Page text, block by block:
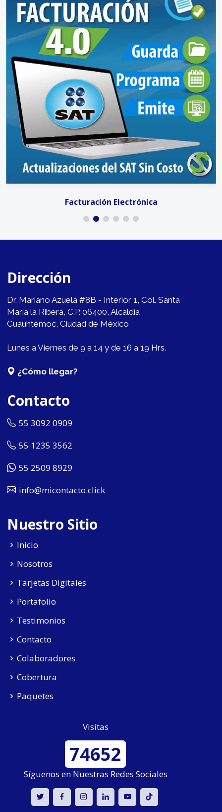
Facturación Electrónica
Dirección
Dr. Mariano Azuela #8B - Interior 1, Col. Santa
María la Ribera, C.P. 06400, Alcaldía
Cuauhtémoc, Ciudad de México
Lunes a Viernes de 9 a 14 y de 16 a 19 Hrs.
¿Cómo llegar?
Contacto
55 3092 0909
55 1235 3562
55 2509 8929
info@micontacto.click
Nuestro Sitio
Inicio
Nosotros
Tarjetas Digitales
Portafolio
Testimonios
Contacto
Colaboradores
Cobertura
Paquetes
Visítas
74652
Síguenos en Nuestras Redes Sociales